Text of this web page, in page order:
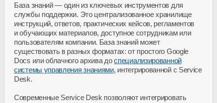
База знаний — один из ключевых инструментов для
службы поддержки. Это централизованное хранилище
инструкций, ответов, практических кейсов, регламентов
и обучающих материалов, доступное сотрудникам или
пользователям компании. База знаний может
существовать в разных форматах: от простого Google
Docs или облачного архива доспециализированной
системы управления знаниями, интегрированной с Service
Desk.
Современные Service Desk позволяют интегрировать